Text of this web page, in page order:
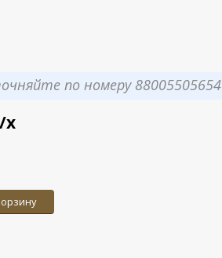
по номеру 88005505654
х